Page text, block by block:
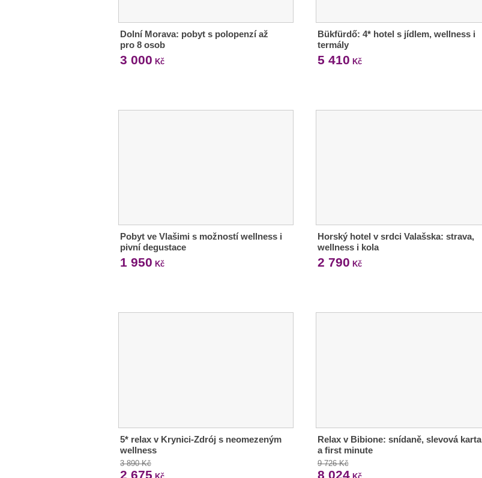
Dolní Morava: pobyt s polopenzí až
pro 8 osob
3 000 Kč
Bükfürdő: 4* hotel s jídlem, wellness i
termály
5 410 Kč
Pobyt ve Vlašimi s možností wellness i
pivní degustace
1 950 Kč
Horský hotel v srdci Valašska: strava,
wellness i kola
2 790 Kč
5* relax v Krynici-Zdrój s neomezeným
wellness
3 890 Kč
2 675
Relax v Bibione: snídaně, slevová karta
a first minute
9 726 Kč
8 024